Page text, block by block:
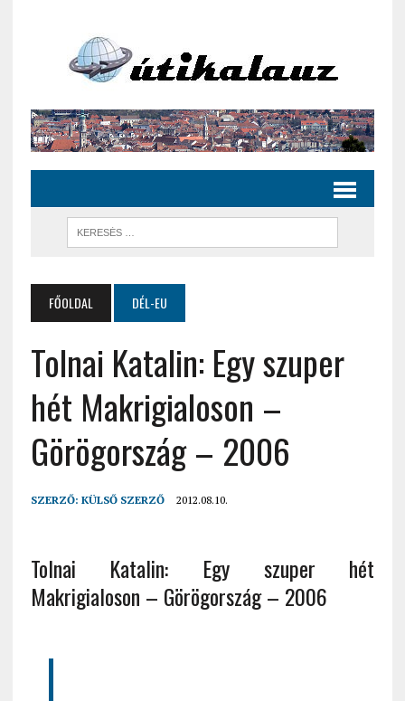
FŐOLDAL DÉL-EU
Tolnai Katalin: Egy szuper
hét Makrigialoson –
Görögország – 2006
SZERZŐ: KÜLSŐ SZERZŐ 2012.08.10.
Tolnai Katalin: Egy szuper hét
Makrigialoson – Görögország – 2006